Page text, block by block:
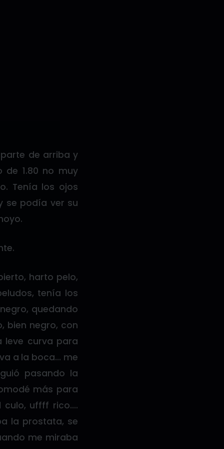
de arriba y
1.80 no muy
Tenía los ojos
se podía ver su
harto pelo,
tenía los
quedando
bien negro, con
leve curva para
a la boca… me
pasando la
más para
culo, uffff rico….
la prostata, se
me miraba